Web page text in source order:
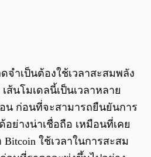
จำเป็นต้องใช้เวลาสะสมพลัง
ส้นโมเดลนี้เป็นเวลาหลาย
น ก่อนที่จะสามารถยืนยันการ
ย่างน่าเชื่อถือ เหมือนที่เคย
ใช้เวลาในการสะสม